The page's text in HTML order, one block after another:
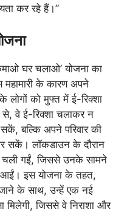
कर रहे हैं।”
घर चलाओ’ योजना का
महामारी के कारण अपने
लोगों को मुफ्त में ई-रिक्शा
से, वे ई-रिक्शा चलाकर न
बल्कि अपने परिवार की
सकें। लॉकडाउन के दौरान
चली गईं, जिससे उनके सामने
आईं। इस योजना के तहत,
जाने के साथ, उन्हें एक नई
मिलेगी, जिससे वे निराशा और